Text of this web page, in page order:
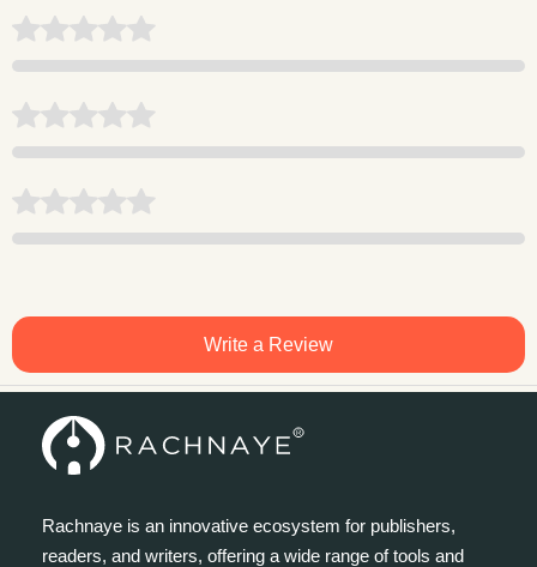
Write a Review
Rachnaye is an innovative ecosystem for publishers,
readers, and writers, offering a wide range of tools and